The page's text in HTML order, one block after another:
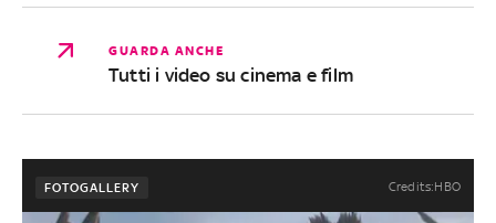
GUARDA ANCHE
Tutti i video su cinema e film
FOTOGALLERY Credits:HBO